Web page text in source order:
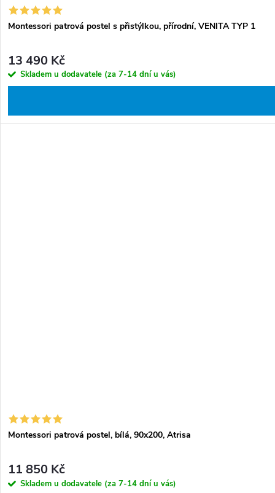
Montessori patrová postel s přistýlkou, přírodní, VENITA TYP 1
13 490 Kč
Skladem u dodavatele (za 7-14 dní u vás)
Montessori patrová postel, bílá, 90x200, Atrisa
11 850 Kč
Skladem u dodavatele (za 7-14 dní u vás)